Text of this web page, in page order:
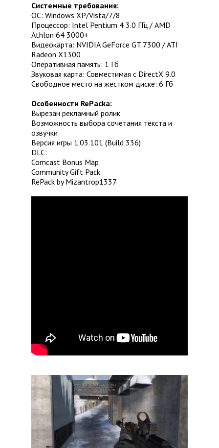
Системные требования:
ОC: Windows XP/Vista/7/8
Процессор: Intel Pentium 4 3.0 ГГц / AMD
Athlon 64 3000+
Видеокарта: NVIDIA GeForce GT 7300 / ATI
Radeon Х1300
Оперативная память: 1 Гб
Звуковая карта: Совместимая с DirectX 9.0
Свободное место на жестком диске: 6 Гб
Особенности RePacka:
Вырезан рекламный ролик
Возможность выбора сочетания текста и
озвучки
Версия игры 1.03.101 (Build 336)
DLC:
Comcast Bonus Map
Community Gift Pack
RePack by Mizantrop1337